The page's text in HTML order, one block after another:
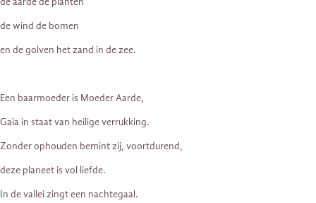
de wind de bomen
en de golven het zand in de zee.
Een baarmoeder is Moeder Aarde,
Gaia in staat van heilige verrukking.
Zonder ophouden bemint zij, voortdurend,
deze planeet is vol liefde.
In de vallei zingt een nachtegaal.